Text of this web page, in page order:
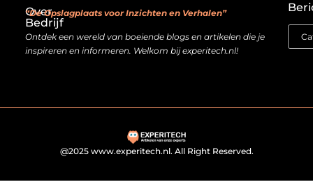
Over
Bedrijf
“De Opslagplaats voor Inzichten en Verhalen”
Ontdek een wereld van boeiende blogs en artikelen die je
inspireren en informeren. Welkom bij experitech.nl!
@2025 www.experitech.nl. All Right Reserved.